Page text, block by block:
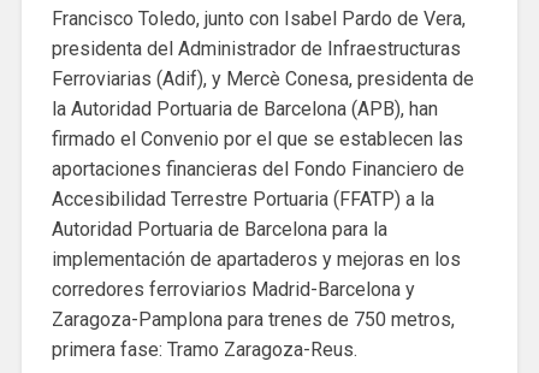
Francisco Toledo, junto con Isabel Pardo de Vera,
presidenta del Administrador de Infraestructuras
Ferroviarias (Adif), y Mercè Conesa, presidenta de
la Autoridad Portuaria de Barcelona (APB), han
firmado el Convenio por el que se establecen las
aportaciones financieras del Fondo Financiero de
Accesibilidad Terrestre Portuaria (FFATP) a la
Autoridad Portuaria de Barcelona para la
implementación de apartaderos y mejoras en los
corredores ferroviarios Madrid-Barcelona y
Zaragoza-Pamplona para trenes de 750 metros,
primera fase: Tramo Zaragoza-Reus.